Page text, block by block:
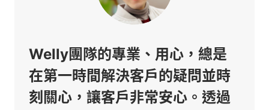
Welly團隊的專業、用心，總是
在第一時間解決客戶的疑問並時
刻關心，讓客戶非常安心。透過